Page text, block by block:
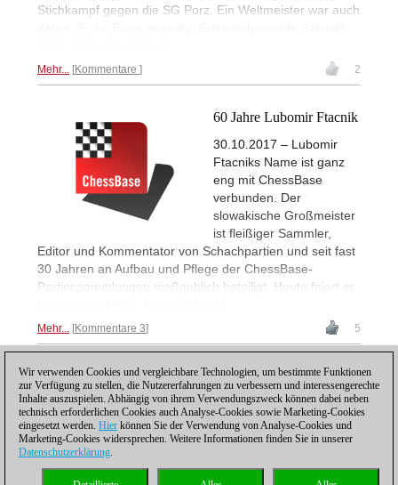
Stichkampf gegen die SG Porz. Ein Weltmeister war auch
Mehr... Kommentare 2
60 Jahre Lubomir Ftacnik
30.10.2017 – Lubomir
Ftacniks Name ist ganz
eng mit ChessBase
verbunden. Der
slowakische Großmeister
ist fleißiger Sammler,
Editor und Kommentator von Schachpartien und seit fast
30 Jahren an Aufbau und Pflege der ChessBase-
Partiensammlungen maßgeblich beteiligt. Heute feiert er
Mehr... Kommentare 3 5
1
Wir verwenden Cookies und vergleichbare Technologien, um bestimmte Funktionen
zur Verfügung zu stellen, die Nutzererfahrungen zu verbessern und interessengerechte
Inhalte auszuspielen. Abhängig von ihrem Verwendungszweck können dabei neben
technisch erforderlichen Cookies auch Analyse-Cookies sowie Marketing-Cookies
eingesetzt werden. Hier können Sie der Verwendung von Analyse-Cookies und
Marketing-Cookies widersprechen. Weitere Informationen finden Sie in unserer
Datenschutzerklärung.